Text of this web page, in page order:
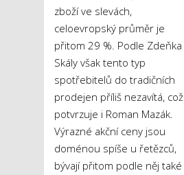
zboží ve slevách,
celoevropský průměr je
přitom 29 %. Podle Zdeňka
Skály však tento typ
spotřebitelů do tradičních
prodejen příliš nezavítá, což
potvrzuje i Roman Mazák.
Výrazné akční ceny jsou
doménou spíše u řetězců,
bývají přitom podle něj také